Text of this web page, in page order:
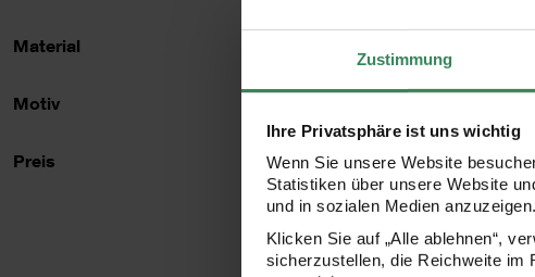
Zustimmung
Ihre Privatsphäre ist uns wichtig
Wenn Sie unsere Website
Statistiken über unsere Website
und in sozialen Medien anzuzeigen.
Klicken Sie auf „Alle ablehnen“,
sicherzustellen, die Reichweite im
Material
Motiv
Preis
Preis